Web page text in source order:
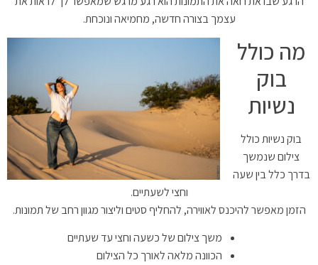
עצמך בצורה חדשה, מחמיאה ונוכחת.
מה כולל
בוק
נשיות
בוק נשיות כולל
צילום שנמשך
בדרך כלל בין שעה
וחצי לשעתיים.
הזמן מאפשר להיכנס לאווירה, להחליף סטים וליצור מגוון רחב של תמונות.
משך צילום של כשעה וחצי עד שעתיים
הכוונה מלאה לאורך כל הצילום